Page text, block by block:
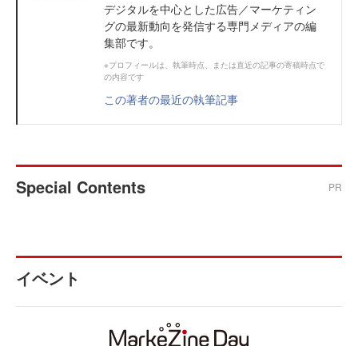
デジタルを中心とした広告／マーケティン
グの最新動向を発信する専門メディアの編
集部です。
※プロフィールは、執筆時点、または直近の記事の寄稿時点で
の内容です
この著者の最近の執筆記事
Special Contents PR
イベント